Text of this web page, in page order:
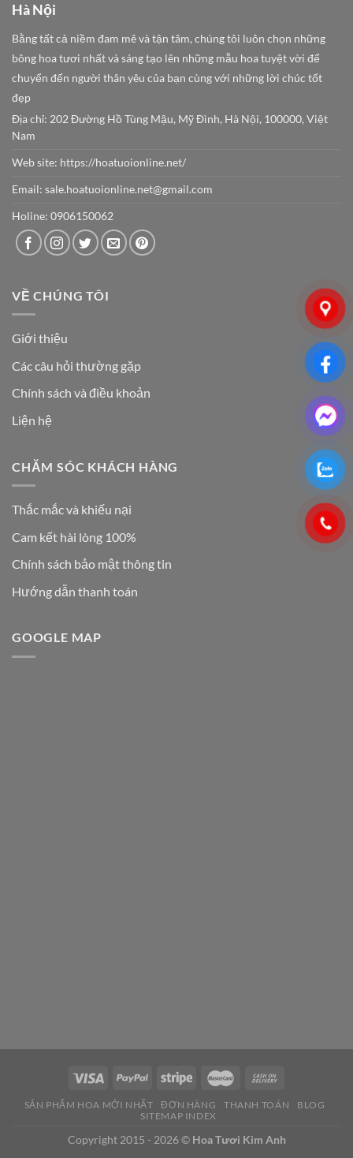
Hà Nội
Bằng tất cả niềm đam mê và tận tâm, chúng tôi luôn chọn những
bông hoa tươi nhất và sáng tạo lên những mẫu hoa tuyệt vời để
chuyển đến người thân yêu của bạn cùng với những lời chúc tốt
đẹp
Địa chỉ: 202 Đường Hồ Tùng Mậu, Mỹ Đình, Hà Nội, 100000, Việt
Nam
Web site: https://hoatuoionline.net/
Email: sale.hoatuoionline.net@gmail.com
Holine: 0906150062
VỀ CHÚNG TÔI
Giới thiệu
Các câu hỏi thường gặp
Chính sách và điều khoản
Liện hệ
CHĂM SÓC KHÁCH HÀNG
Thắc mắc và khiếu nại
Cam kết hài lòng 100%
Chính sách bảo mật thông tin
Hướng dẫn thanh toán
GOOGLE MAP
SẢN PHẨM HOA MỚI NHẤT ĐƠN HÀNG THANH TOÁN
BLOG
SITEMAP INDEX
Copyright 2015 - 2026 © Hoa Tươi Kim Anh